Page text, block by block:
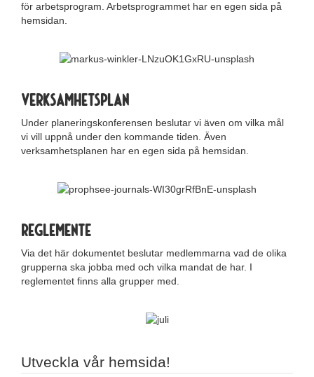
för arbetsprogram. Arbetsprogrammet har en egen sida på
hemsidan.
Verksamhetsplan
Under planeringskonferensen beslutar vi även om vilka mål
vi vill uppnå under den kommande tiden. Även
verksamhetsplanen har en egen sida på hemsidan.
Reglemente
Via det här dokumentet beslutar medlemmarna vad de olika
grupperna ska jobba med och vilka mandat de har. I
reglementet finns alla grupper med.
Utveckla vår hemsida!